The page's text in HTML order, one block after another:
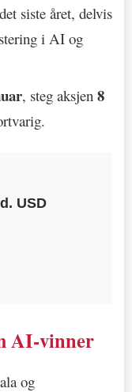
det siste året, delvis
i AI og
, steg aksjen 8
USD
AI-vinner
og